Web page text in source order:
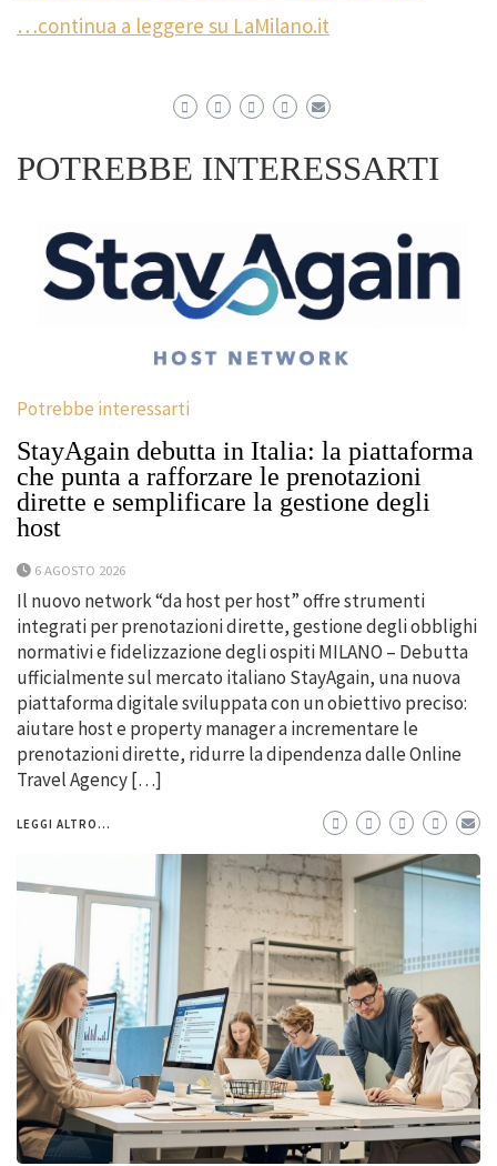
…continua a leggere su LaMilano.it
POTREBBE INTERESSARTI
Potrebbe interessarti
StayAgain debutta in Italia: la piattaforma
che punta a rafforzare le prenotazioni
dirette e semplificare la gestione degli
host
6 AGOSTO 2026
Il nuovo network “da host per host” offre strumenti
integrati per prenotazioni dirette, gestione degli obblighi
normativi e fidelizzazione degli ospiti MILANO – Debutta
ufficialmente sul mercato italiano StayAgain, una nuova
piattaforma digitale sviluppata con un obiettivo preciso:
aiutare host e property manager a incrementare le
prenotazioni dirette, ridurre la dipendenza dalle Online
Travel Agency […]
LEGGI ALTRO...